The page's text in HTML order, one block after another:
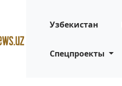
Узбекистан
Спецпроекты